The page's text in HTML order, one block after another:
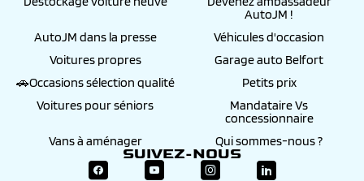
AutoJM !
AutoJM dans la presse
Véhicules d'occasion
Voitures propres
Garage auto Belfort
🚗Occasions sélection qualité
Petits prix
Voitures pour séniors
Mandataire Vs
concessionnaire
Vans à aménager
Qui sommes-nous ?
SUIVEZ-NOUS